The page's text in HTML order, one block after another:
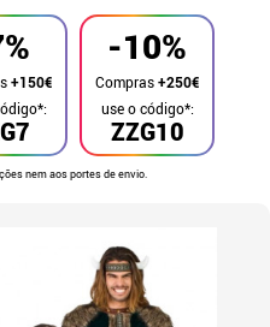
+150€
-10%
Compras+250€
ZZG10
use o código*:
nem aos portes de envio.